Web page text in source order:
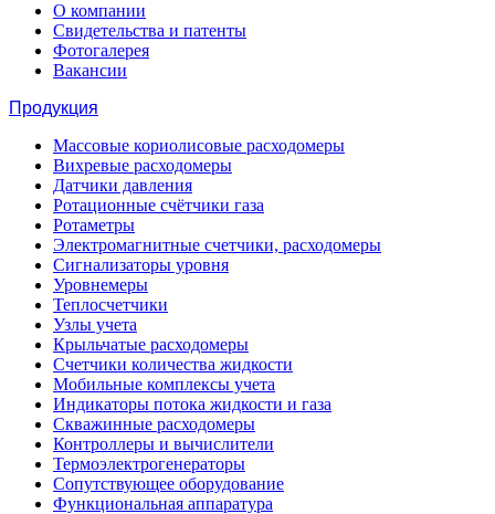
О компании
Свидетельства и патенты
Фотогалерея
Вакансии
Продукция
Массовые кориолисовые расходомеры
Вихревые расходомеры
Датчики давления
Ротационные счётчики газа
Ротаметры
Электромагнитные счетчики, расходомеры
Сигнализаторы уровня
Уровнемеры
Теплосчетчики
Узлы учета
Крыльчатые расходомеры
Счетчики количества жидкости
Мобильные комплексы учета
Индикаторы потока жидкости и газа
Скважинные расходомеры
Контроллеры и вычислители
Термоэлектрогенераторы
Сопутствующее оборудование
Функциональная аппаратура